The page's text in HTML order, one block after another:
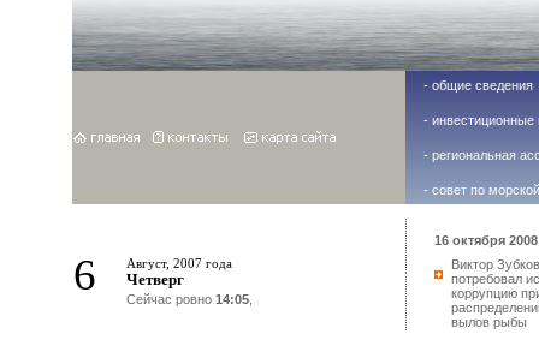
- общие сведения
- инвестиционные
- региональная
- совет по
6 Август, 2007 года
Четверг
Сейчас ровно 14:05
16 октября
Виктор Зубков
потребовал
коррупцию
вылов рыбы